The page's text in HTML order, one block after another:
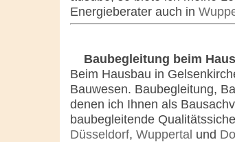
Energieberater auch in
Baubegleitung beim
Beim Hausbau in
Bauwesen. Baubegleitung,
denen ich Ihnen als
baubegleitende
Düsseldorf, Wuppertal und